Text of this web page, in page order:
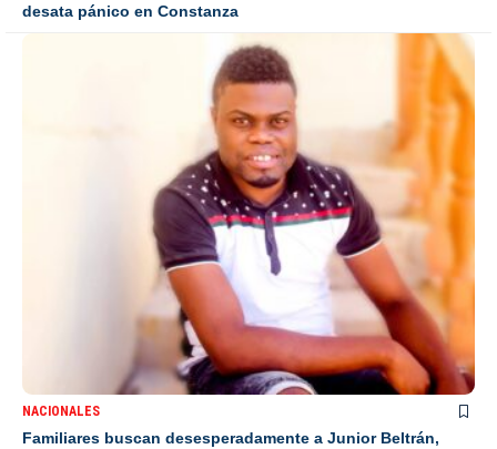
desata pánico en Constanza
NACIONALES
Familiares buscan desesperadamente a Junior Beltrán,